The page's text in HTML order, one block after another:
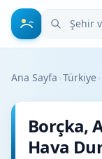
Şehir veya
Ana Sayfa ›Türkiye›
Borçka,
Hava